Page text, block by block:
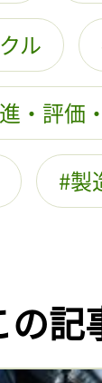
ル
・評価
製
の記